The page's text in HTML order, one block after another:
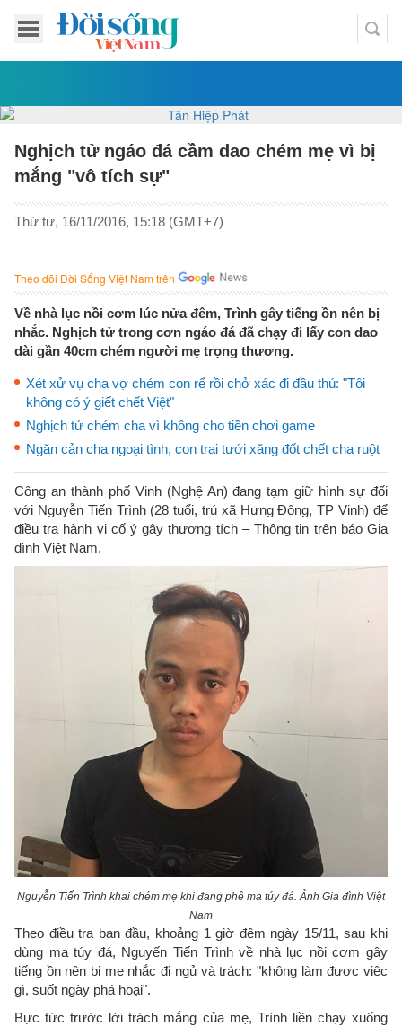
Nghịch tử ngáo đá cầm dao chém mẹ vì bị
mắng "vô tích sự"
Thứ tư, 16/11/2016, 15:18 (GMT+7)
Theo dõi Đời Sống Việt Nam trên
Về nhà lục nồi cơm lúc nửa đêm, Trình gây tiếng ồn nên bị
nhắc. Nghịch tử trong cơn ngáo đá đã chạy đi lấy con dao
dài gần 40cm chém người mẹ trọng thương.
Xét xử vụ cha vợ chém con rể rồi chở xác đi đầu thú: "Tôi
không có ý giết chết Việt"
Nghịch tử chém cha vì không cho tiền chơi game
Ngăn cản cha ngoại tình, con trai tưới xăng đốt chết cha ruột
Công an thành phố Vinh (Nghệ An) đang tạm giữ hình sự đối
với Nguyễn Tiến Trình (28 tuổi, trú xã Hưng Đông, TP Vinh) để
điều tra hành vi cố ý gây thương tích – Thông tin trên báo Gia
đình Việt Nam.
Nguyễn Tiến Trình khai chém mẹ khi đang phê ma túy đá. Ảnh Gia đình Việt
Nam
Theo điều tra ban đầu, khoảng 1 giờ đêm ngày 15/11, sau khi
dùng ma túy đá, Nguyến Tiến Trình về nhà lục nồi cơm gây
tiếng ồn nên bị mẹ nhắc đi ngủ và trách: "không làm được việc
gì, suốt ngày phá hoại".
Bực tức trước lời trách mắng của mẹ, Trình liền chạy xuống